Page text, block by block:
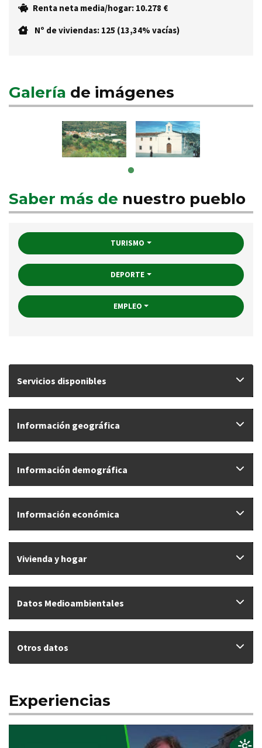
Renta neta media/hogar: 10.278 €
Nº de viviendas: 125 (13,34% vacías)
Galería de imágenes
Saber más de nuestro pueblo
TURISMO
DEPORTE
EMPLEO
Servicios disponibles
Información geográfica
Información demográfica
Información económica
Vivienda y hogar
Datos Medioambientales
Otros datos
Experiencias